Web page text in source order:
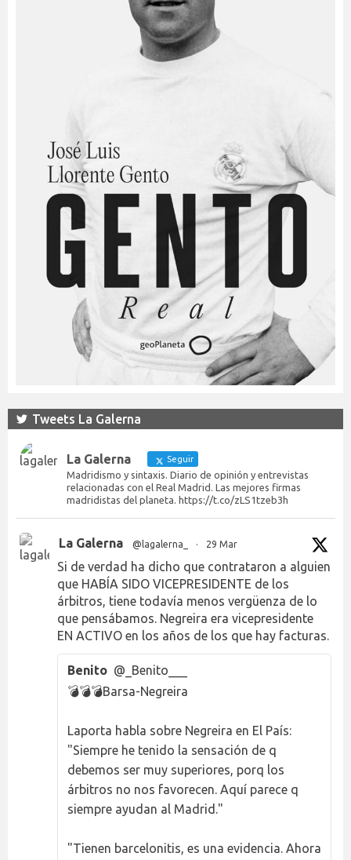
Tweets La Galerna
La Galerna Seguir
Madridismo y sintaxis. Diario de opinión y entrevistas
relacionadas con el Real Madrid. Las mejores firmas
madridistas del planeta. https://t.co/zLS1tzeb3h
La Galerna @lagalerna_ · 29 Mar
Si de verdad ha dicho que contrataron a alguien
que HABÍA SIDO VICEPRESIDENTE de los
árbitros, tiene todavía menos vergüenza de lo
que pensábamos. Negreira era vicepresidente
EN ACTIVO en los años de los que hay facturas.
Benito @_Benito___
💣💣💣Barsa-Negreira
Laporta habla sobre Negreira en El País:
"Siempre he tenido la sensación de q
debemos ser muy superiores, porq los
árbitros no nos favorecen. Aquí parece q
siempre ayudan al Madrid."
"Tienen barcelonitis, es una evidencia. Ahora